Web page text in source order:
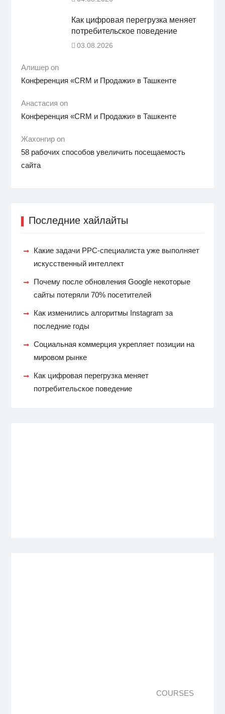
Как цифровая перегрузка меняет
потребительское поведение
03.08.2026
Алишер on
Конференция «CRM и Продажи» в Ташкенте
Анастасия on
Конференция «CRM и Продажи» в Ташкенте
Жахонгир on
58 рабочих способов увеличить посещаемость
сайта
Последние хайлайты
Какие задачи PPC-специалиста уже выполняет
искусственный интеллект
Почему после обновления Google некоторые
сайты потеряли 70% посетителей
Как изменились алгоритмы Instagram за
последние годы
Социальная коммерция укрепляет позиции на
мировом рынке
Как цифровая перегрузка меняет
потребительское поведение
COURSES